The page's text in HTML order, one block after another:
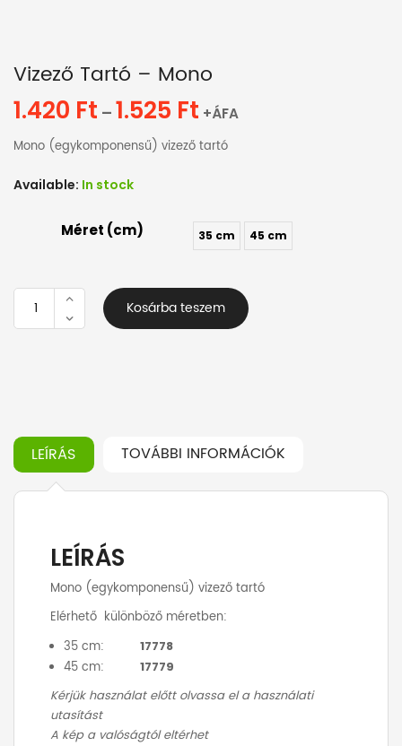
Vizező Tartó – Mono
1.420 Ft – 1.525 Ft Ártartomány:
-
+ÁFA
Mono (egykomponensű) vizező tartó
Available: In stock
Méret (cm) 35 cm 45 cm
Vizező
tartó
Kosárba teszem
LEÍRÁS TOVÁBBI INFORMÁCIÓK
LEÍRÁS
Mono (egykomponensű) vizező tartó
Elérhető különböző méretben:
35 cm: 17778
45 cm: 17779
Kérjük használat előtt olvassa el a használati
utasítást
A kép a valóságtól eltérhet